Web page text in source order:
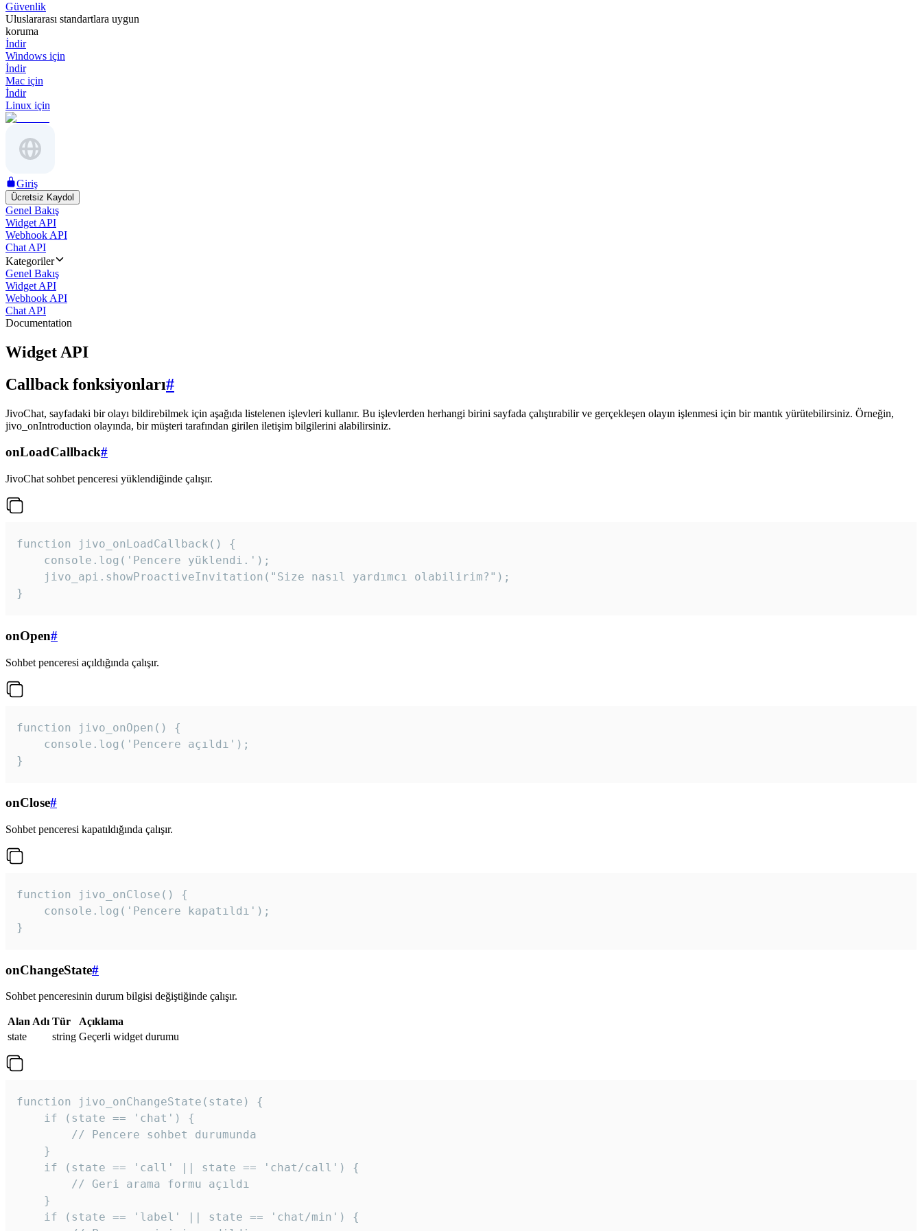
Güvenlik
Uluslararası standartlara uygun
koruma
İndir
Windows için
İndir
Mac için
İndir
Linux için
Giriş
Ücretsiz Kaydol
Genel Bakış
Widget API
Webhook API
Chat API
Kategoriler
Genel Bakış
Widget API
Webhook API
Chat API
Documentation
Widget API
Callback fonksiyonları#
JivoChat, sayfadaki bir olayı bildirebilmek için aşağıda listelenen işlevleri kullanır. Bu işlevlerden herhangi birini sayfada çalıştırabilir ve gerçekleşen olayın işlenmesi için bir mantık yürütebilirsiniz. Örneğin,
jivo_onIntroduction olayında, bir müşteri tarafından girilen iletişim bilgilerini alabilirsiniz.
onLoadCallback#
JivoChat sohbet penceresi yüklendiğinde çalışır.
function jivo_onLoadCallback() {
    console.log('Pencere yüklendi.');
    jivo_api.showProactiveInvitation("Size nasıl yardımcı olabilirim?");
}
onOpen#
Sohbet penceresi açıldığında çalışır.
function jivo_onOpen() {
    console.log('Pencere açıldı');
}
onClose#
Sohbet penceresi kapatıldığında çalışır.
function jivo_onClose() {
    console.log('Pencere kapatıldı');
}
onChangeState#
Sohbet penceresinin durum bilgisi değiştiğinde çalışır.
Alan Adı Tür
Açıklama
state
string Geçerli widget durumu
function jivo_onChangeState(state) {
    if (state == 'chat') {
        // Pencere sohbet durumunda
    }
    if (state == 'call' || state == 'chat/call') {
        // Geri arama formu açıldı
    }
    if (state == 'label' || state == 'chat/min') {